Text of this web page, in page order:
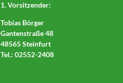
1. Vorsitzender:
Tobias Börger
Gantenstraße 48
48565 Steinfurt
Tel.: 02552-2408